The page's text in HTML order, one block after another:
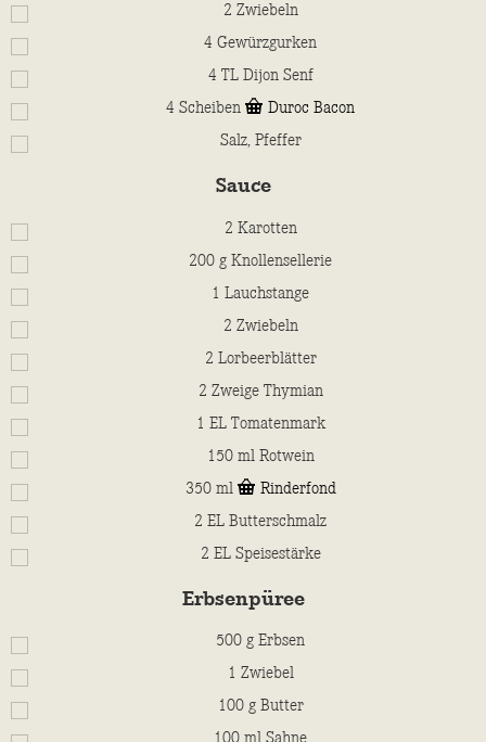
2 Zwiebeln
4 Gewürzgurken
4 TL Dijon Senf
4 Scheiben
Duroc Bacon
Salz, Pfeffer
Sauce
2 Karotten
200 g Knollensellerie
1 Lauchstange
2 Zwiebeln
2 Lorbeerblätter
2 Zweige Thymian
1 EL Tomatenmark
150 ml Rotwein
350 ml
Rinderfond
2 EL Butterschmalz
2 EL Speisestärke
Erbsenpüree
500 g Erbsen
1 Zwiebel
100 g Butter